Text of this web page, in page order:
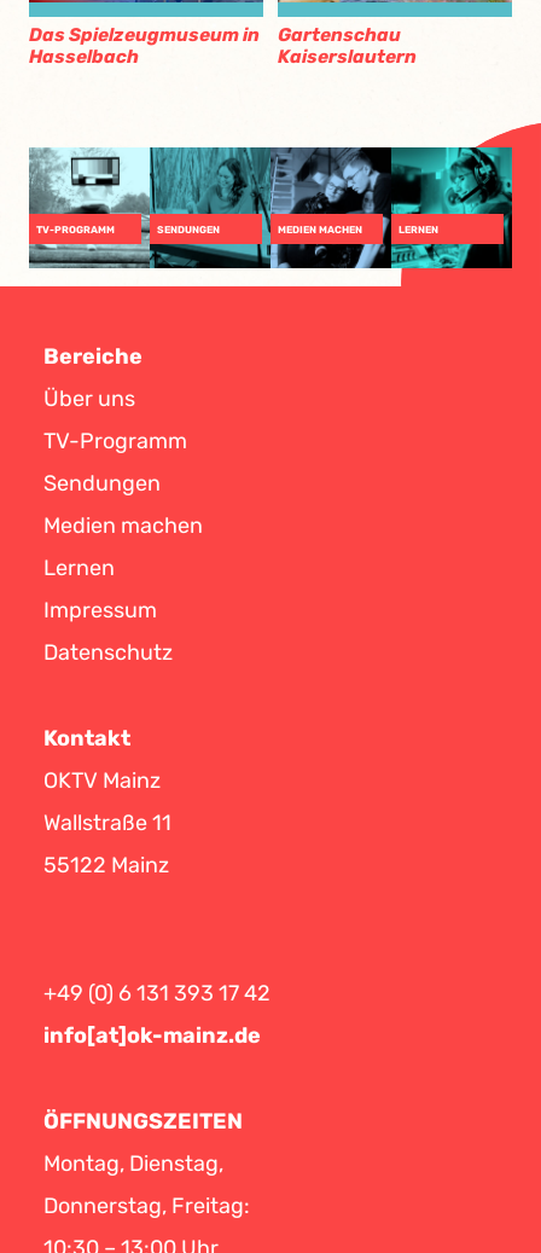
Das Spielzeugmuseum in
Hasselbach
Gartenschau
Kaiserslautern
TV-PROGRAMM SENDUNGEN MEDIEN MACHEN LERNEN
Bereiche
Über uns
TV-Programm
Sendungen
Medien machen
Lernen
Impressum
Datenschutz
Kontakt
OKTV Mainz
Wallstraße 11
55122 Mainz
+49 (0) 6 131 393 17 42
info[at]ok-mainz.de
ÖFFNUNGSZEITEN
Montag, Dienstag,
Donnerstag, Freitag: